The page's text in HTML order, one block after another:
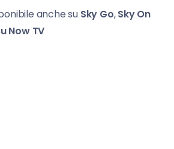
anche su Sky Go,Sky On
Now TV